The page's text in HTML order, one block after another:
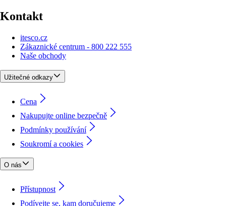
Kontakt
itesco.cz
Zákaznické centrum - 800 222 555
Naše obchody
Užitečné odkazy
Cena
Nakupujte online bezpečně
Podmínky používání
Soukromí a cookies
O nás
Přístupnost
Podívejte se, kam doručujeme